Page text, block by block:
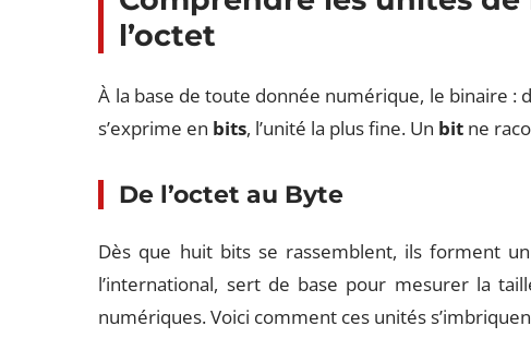
l’octet
À la base de toute donnée numérique, le binaire :
s’exprime en bits, l’unité la plus fine. Un bit ne
De l’octet au Byte
Dès que huit bits se rassemblent, ils forment un
l’international, sert de base pour mesurer la
numériques. Voici comment ces unités